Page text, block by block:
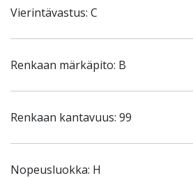
Vierintävastus: C
Renkaan märkäpito: B
Renkaan kantavuus: 99
Nopeusluokka: H